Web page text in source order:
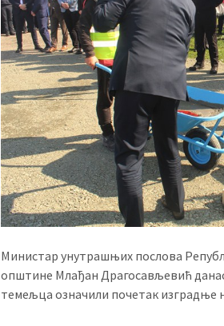
Министар унутрашњих послова
општине Млађан Драгосављевић
темељца означили почетак изградње